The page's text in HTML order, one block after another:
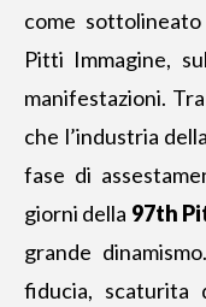
come
Pitti Immagine,
manifestazioni.
che l’industria
fase di
giorni della 97th
grande
fiducia, scaturita